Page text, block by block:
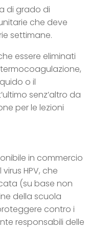
di grado di
che deve
settimane.
essere eliminati
o il
senz’altro da
per le lezioni
in commercio
HPV, che
(su base non
della scuola
contro i
responsabili delle